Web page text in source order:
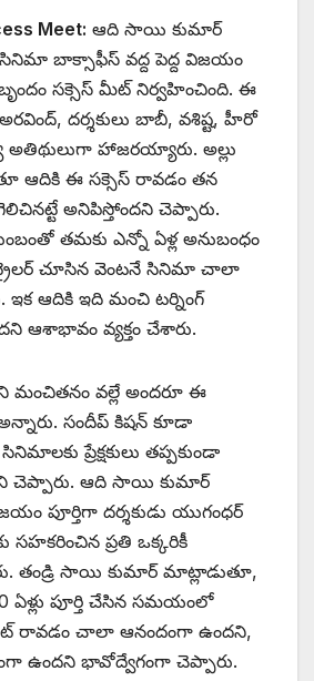
Meet: ఆది సాయి కుమార్
సినిమా బాక్సాఫీస్ వద్ద పెద్ద విజయం
సక్సెస్ మీట్ నిర్వహించింది. ఈ
దర్శకులు బాబీ, వశిష్ట, హీరో
అతిథులుగా హాజరయ్యారు. అల్లు
ఆదికి ఈ సక్సెస్ రావడం తన
అనిపిస్తోందని చెప్పారు.
తమకు ఎన్నో ఏళ్ల అనుబంధం
ట్రైలర్ చూసిన వెంటనే సినిమా చాలా
ఇక ఆదికి ఇది మంచి టర్నింగ్
ఆశాభావం వ్యక్తం చేశారు.
మంచితనం వల్లే అందరూ ఈ
సందీప్ కిషన్ కూడా
ప్రేక్షకులు తప్పకుండా
చెప్పారు. ఆది సాయి కుమార్
పూర్తిగా దర్శకుడు యుగంధర్
సహకరించిన ప్రతి ఒక్కరికీ
తండ్రి సాయి కుమార్ మాట్లాడుతూ,
ఏళ్లు పూర్తి చేసిన సమయంలో
రావడం చాలా ఆనందంగా ఉందని,
ఉందని భావోద్వేగంగా చెప్పారు.